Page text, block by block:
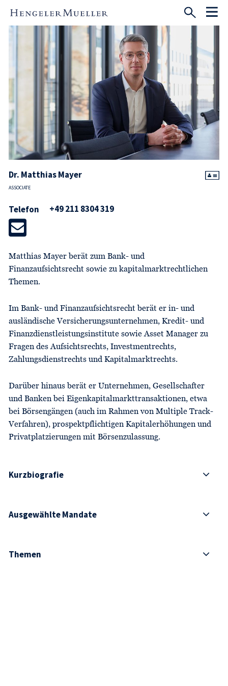
Dr. Matthias Mayer
ASSOCIATE
Telefon +49 211 8304 319
Matthias Mayer berät zum Bank- und
Finanzaufsichtsrecht sowie zu kapitalmarktrechtlichen
Themen.
Im Bank- und Finanzaufsichtsrecht berät er in- und
ausländische Versicherungsunternehmen, Kredit- und
Finanzdienstleistungsinstitute sowie Asset Manager zu
Fragen des Aufsichtsrechts, Investmentrechts,
Zahlungsdienstrechts und Kapitalmarktrechts.
Darüber hinaus berät er Unternehmen, Gesellschafter
und Banken bei Eigenkapitalmarkttransaktionen, etwa
bei Börsengängen (auch im Rahmen von Multiple Track-
Verfahren), prospektpflichtigen Kapitalerhöhungen und
Privatplatzierungen mit Börsenzulassung.
Kurzbiografie
Ausgewählte Mandate
Themen